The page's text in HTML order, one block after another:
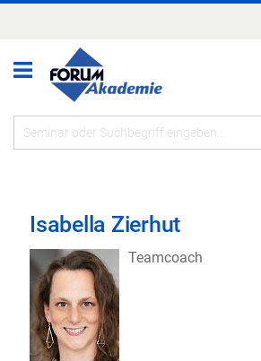
Isabella Zierhut
Teamcoach